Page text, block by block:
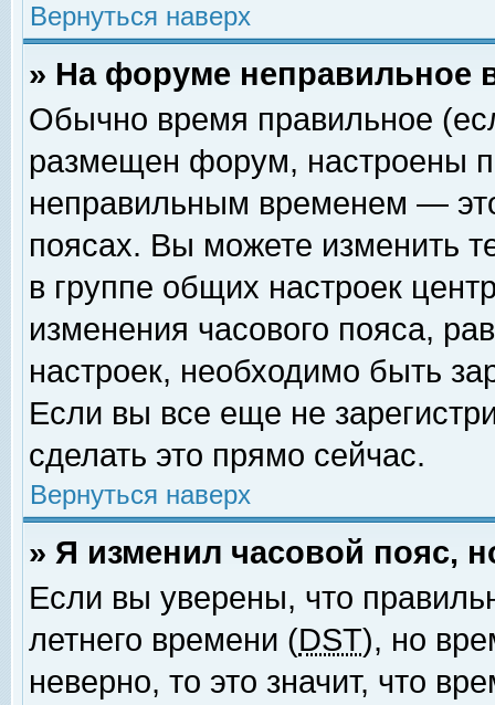
Вернуться наверх
» На форуме неправильное
Обычно время правильное
размещен форум, настроены
неправильным временем —
поясах. Вы можете изменить
в группе общих настроек
изменения часового пояса,
настроек, необходимо быть
Если вы все еще не
сделать это прямо сейчас.
Вернуться наверх
» Я изменил часовой пояс,
Если вы уверены, что
летнего времени (DST), но
неверно, то это значит, что